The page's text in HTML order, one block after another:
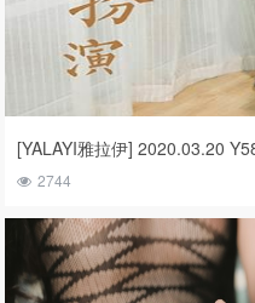
[YALAYI雅拉伊] 2020.03.20
2744